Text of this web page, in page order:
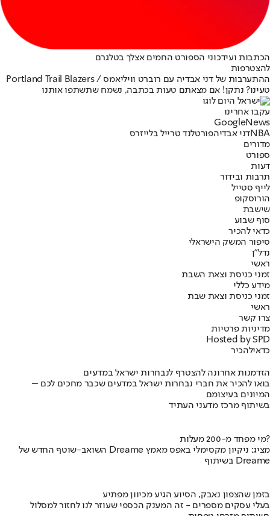
הכתבות ועידכוני הספורט החמים אצלך בטלגרם
להצטרפות
ההתערבות של דני אבדיה עם רוברט וויליאמס / Portland Trail Blazers
טעינו? נתקן! אם מצאתם טעות בכתבה, נשמח שתשתפו אותנו
עקבו אחרינו
Googl eNews
NBAדני אבדיהפורטלנד טרייל בלייזרס
מדורים
ספורט
דעות
תרבות ובידור
לייף סטייל
הורוסקופ
שישבת
סוף שבוע
כדאי להכיר
סיפור המשק הישראלי
נדל"ן
ראשי
זמני כניסת וצאת השבת
מידע כללי
זמני כניסת וצאת שבת
ראשי
צרו קשר
מדיניות פרטיות
Hosted by SPD
כדאילהכיר
הזדמנות אחרונה להצטרף לנבחרות ישראל במדעים
בואו להכיר את חברי נבחרות ישראל במדעים שכבר מחכים לכם –
המיונים בעיצומם
בשיתוף מרכז מדעני העתיד
מי מפחד מ-200 מעלות?
השואב-שוטף החדש של Dreame מציג: ניקיון מקסימלי באפס מאמץ
בשיתוף Dreame
בזמן שהצפון נאבק, הסיוע הגיע מכיוון מפתיע
בעלי עסקים מספרים - זה המענק הכספי שעוזר לנו לחזור למסלול